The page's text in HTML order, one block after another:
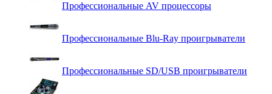
Профессиональные AV процессоры
Профессиональные Blu-Ray проигрыватели
Профессиональные SD/USB проигрыватели